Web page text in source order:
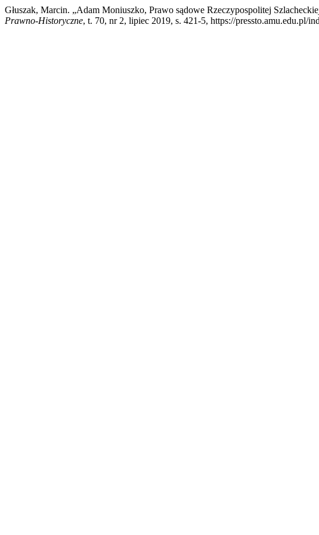
Głuszak, Marcin. „Adam Moniuszko, Prawo sądowe Rzeczypospolitej
Prawno-Historyczne, t. 70, nr 2, lipiec 2019, s. 421-5, https://pressto.amu.edu.pl/